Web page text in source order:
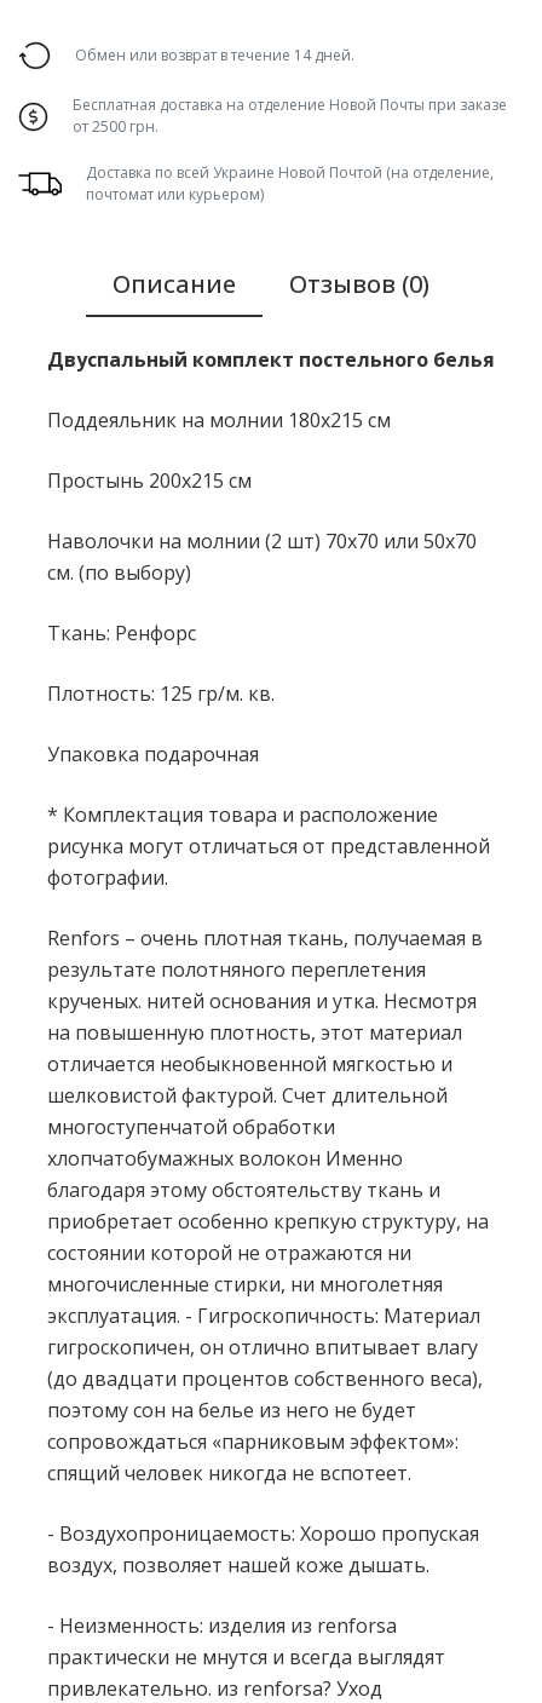
Обмен или возврат в течение 14 дней.
Бесплатная доставка на отделение Новой Почты при заказе
от 2500 грн.
Доставка по всей Украине Новой Почтой (на отделение,
почтомат или курьером)
Описание Отзывов (0)
Двуспальный комплект постельного белья
Поддеяльник на молнии 180x215 см
Простынь 200x215 см
Наволочки на молнии (2 шт) 70x70 или 50х70
см. (по выбору)
Ткань: Ренфорс
Плотность: 125 гр/м. кв.
Упаковка подарочная
* Комплектация товара и расположение
рисунка могут отличаться от представленной
фотографии.
Renfors – очень плотная ткань, получаемая в
результате полотняного переплетения
крученых. нитей основания и утка. Несмотря
на повышенную плотность, этот материал
отличается необыкновенной мягкостью и
шелковистой фактурой. Счет длительной
многоступенчатой обработки
хлопчатобумажных волокон Именно
благодаря этому обстоятельству ткань и
приобретает особенно крепкую структуру, на
состоянии которой не отражаются ни
многочисленные стирки, ни многолетняя
эксплуатация. - Гигроскопичность: Материал
гигроскопичен, он отлично впитывает влагу
(до двадцати процентов собственного веса),
поэтому сон на белье из него не будет
сопровождаться «парниковым эффектом»:
спящий человек никогда не вспотеет.
- Воздухопроницаемость: Хорошо пропуская
воздух, позволяет нашей коже дышать.
- Неизменность: изделия из renforsa
практически не мнутся и всегда выглядят
привлекательно. из renforsa? Уход